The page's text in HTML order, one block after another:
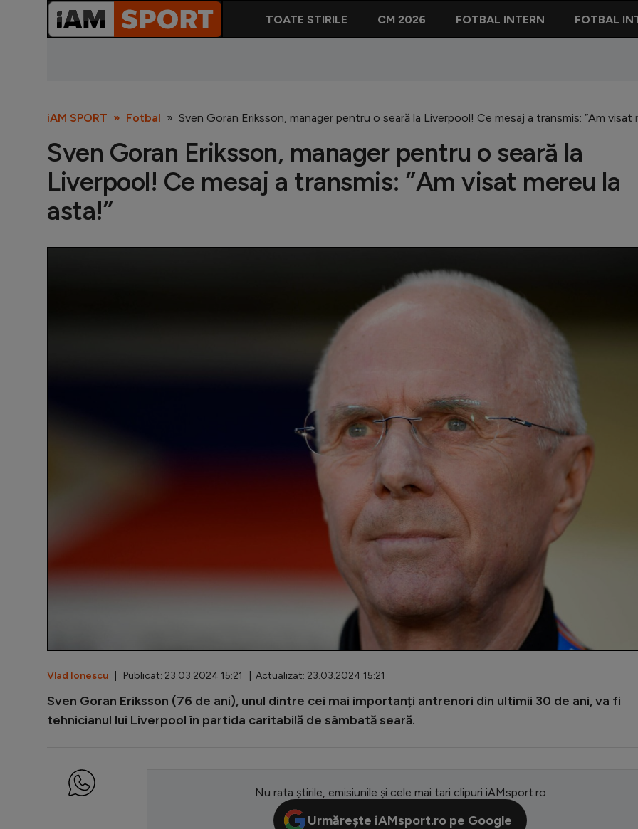
TOATE STIRILE CM 2026 FOTBAL INTERN FOTBAL
iAM SPORT Fotbal Sven Goran Eriksson, manager pentru o seară la Liverpool! Ce mesaj a transmis: ”Am visat
Sven Goran Eriksson, manager pentru o seară la
Liverpool! Ce mesaj a transmis: ”Am visat mereu la
asta!”
Vlad Ionescu | Publicat: 23.03.2024 15:21 | Actualizat: 23.03.2024 15:21
Sven Goran Eriksson (76 de ani), unul dintre cei mai importanți antrenori din ultimii 30 de ani, va fi
tehnicianul lui Liverpool în partida caritabilă de sâmbată seară.
Nu rata știrile, emisiunile și cele mai tari clipuri iAMsport.ro
Urmărește iAMsport.ro pe Google